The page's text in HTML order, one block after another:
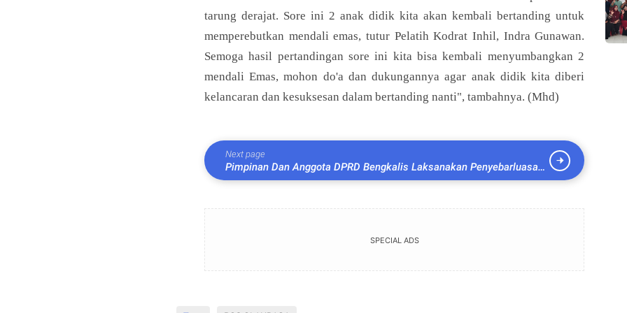
Bagikan ke media lain
tarung derajat. Sore ini 2 anak didik kita akan kembali bertanding untuk
memperebutkan mendali emas, tutur Pelatih Kodrat Inhil, Indra Gunawan.
Semoga hasil pertandingan sore ini kita bisa kembali menyumbangkan 2
mendali Emas, mohon do'a dan dukungannya agar anak didik kita diberi
kelancaran dan kesuksesan dalam bertanding nanti", tambahnya. (Mhd)
Next page
Pimpinan Dan Anggota DPRD Bengkalis Laksanakan Penyebarluasan
Produk Hukum Daerah
SPECIAL ADS
Bagikan ke media lain